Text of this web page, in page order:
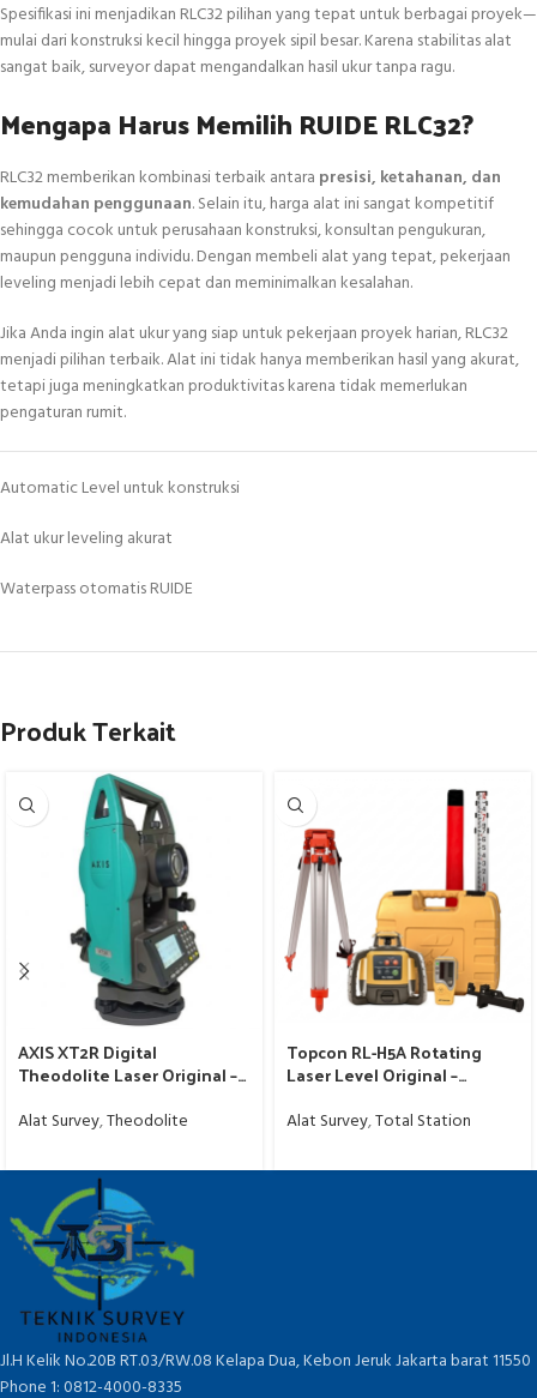
Spesifikasi ini menjadikan RLC32 pilihan yang tepat untuk berbagai proyek—
mulai dari konstruksi kecil hingga proyek sipil besar. Karena stabilitas alat
sangat baik, surveyor dapat mengandalkan hasil ukur tanpa ragu.
Mengapa Harus Memilih RUIDE RLC32?
RLC32 memberikan kombinasi terbaik antara presisi, ketahanan, dan
kemudahan penggunaan. Selain itu, harga alat ini sangat kompetitif
sehingga cocok untuk perusahaan konstruksi, konsultan pengukuran,
maupun pengguna individu. Dengan membeli alat yang tepat, pekerjaan
leveling menjadi lebih cepat dan meminimalkan kesalahan.
Jika Anda ingin alat ukur yang siap untuk pekerjaan proyek harian, RLC32
menjadi pilihan terbaik. Alat ini tidak hanya memberikan hasil yang akurat,
tetapi juga meningkatkan produktivitas karena tidak memerlukan
pengaturan rumit.
Automatic Level untuk konstruksi
Alat ukur leveling akurat
Waterpass otomatis RUIDE
Produk Terkait
AXIS XT2R Digital
Theodolite Laser Original –
Alat Survey,Theodolite
Topcon RL-H5A Rotating
Laser Level Original –
Alat Survey,Total Station
Jl.H Kelik No.20B RT.03/RW.08 Kelapa Dua, Kebon Jeruk Jakarta barat 11550
Phone 1: 0812-4000-8335